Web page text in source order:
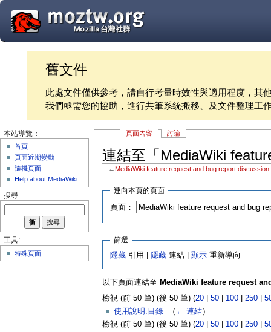
舊文件
此處文件僅供參考，請自行考量時效性與適用程度，其
我們亟需您的協助，進行共筆系統搬移、及文件整理工
頁面內容 討論
連結至「MediaWiki
← MediaWiki feature request and bug report discussion
連向本頁的頁面
頁面：
篩選
隱藏 引用 | 隱藏 連結 |顯示 重新導向
以下頁面連結至 MediaWiki feature request
檢視 (前 50 筆) (後 50 筆) (20| 50| 100| 250|
使用說明:目錄‎ （ ← 連結）
檢視 (前 50 筆) (後 50 筆) (20| 50| 100| 250|
本站導覽：
首頁
頁面近期變動
隨機頁面
Help about MediaWiki
搜尋
工具:
特殊頁面